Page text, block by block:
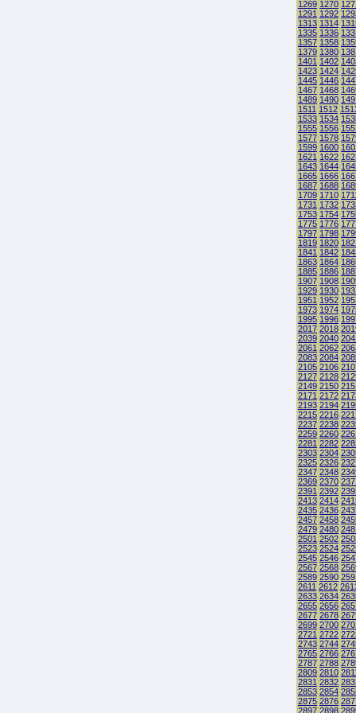
1269 1270
1291 1292
1313 1314
1335 1336
1357 1358
1379 1380
1401 1402
1423 1424
1445 1446
1467 1468
1489 1490
1511 1512
1533 1534
1555 1556
1577 1578
1599 1600
1621 1622
1643 1644
1665 1666
1687 1688
1709 1710
1731 1732
1753 1754
1775 1776
1797 1798
1819 1820
1841 1842
1863 1864
1885 1886
1907 1908
1929 1930
1951 1952
1973 1974
1995 1996
2017 2018
2039 2040
2061 2062
2083 2084
2105 2106
2127 2128
2149 2150
2171 2172
2193 2194
2215 2216
2237 2238
2259 2260
2281 2282
2303 2304
2325 2326
2347 2348
2369 2370
2391 2392
2413 2414
2435 2436
2457 2458
2479 2480
2501 2502
2523 2524
2545 2546
2567 2568
2589 2590
2611 2612
2633 2634
2655 2656
2677 2678
2699 2700
2721 2722
2743 2744
2765 2766
2787 2788
2809 2810
2831 2832
2853 2854
2875 2876
2897 2898